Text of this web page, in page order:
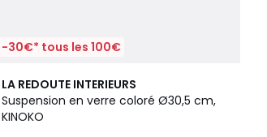
-30€* tous les 100€
LA REDOUTE INTERIEURS
Suspension en verre coloré Ø30,5 cm,
KINOKO
3,9
/ 5
6
Couleurs